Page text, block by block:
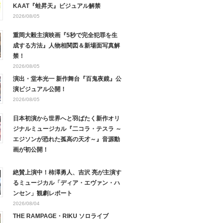
KAAT『蛙昇天』ビジュアル解禁
2026/08/05
重岡大毅主演映画『5秒で完全犯罪を生
成する方法』人物相関図＆新場面写真解
禁！
2026/08/05
演出・堂本光一 新作舞台『百鬼夜鏡』公
演ビジュアル公開！
2026/08/05
日本初演から世界へと羽ばたく新作オリ
ジナルミュージカル『二コラ・テスラ ～
エジソンが恐れた孤高の天才～』音源動
画が初公開！
絶賛上演中！柿澤勇人、吉沢 亮が主演す
るミュージカル「ディア・エヴァン・ハ
ンセン」観劇レポート
2026/08/04
THE RAMPAGE・RIKU ソロライブ